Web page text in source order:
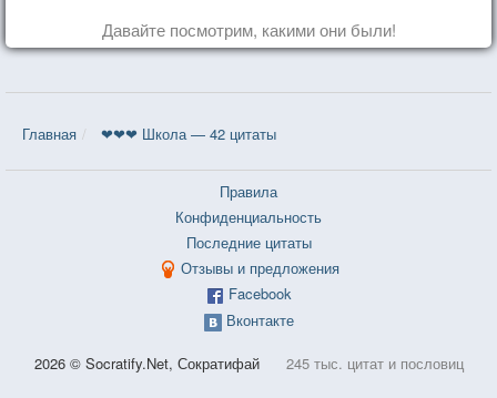
Давайте посмотрим, какими они были!
Главная ❤❤❤ Школа — 42 цитаты
Правила
Конфиденциальность
Последние цитаты
Отзывы и предложения
Facebook
Вконтакте
2026 © Socratify.Net, Сократифай 245 тыс. цитат и пословиц